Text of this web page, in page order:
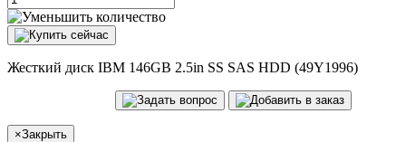
Жесткий диск IBM 146GB 2.5in SS SAS HDD (49Y1996)
×Закрыть